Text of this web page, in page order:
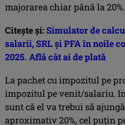
majorarea chiar până la 20%.
Citește și: Simulator de
salarii, SRL și PFA în noile
2025. Află cât ai de plată
La pachet cu impozitul pe
impozitul pe venit/salariu.
sunt că el va trebui să
aproximativ 20%, cel puțin